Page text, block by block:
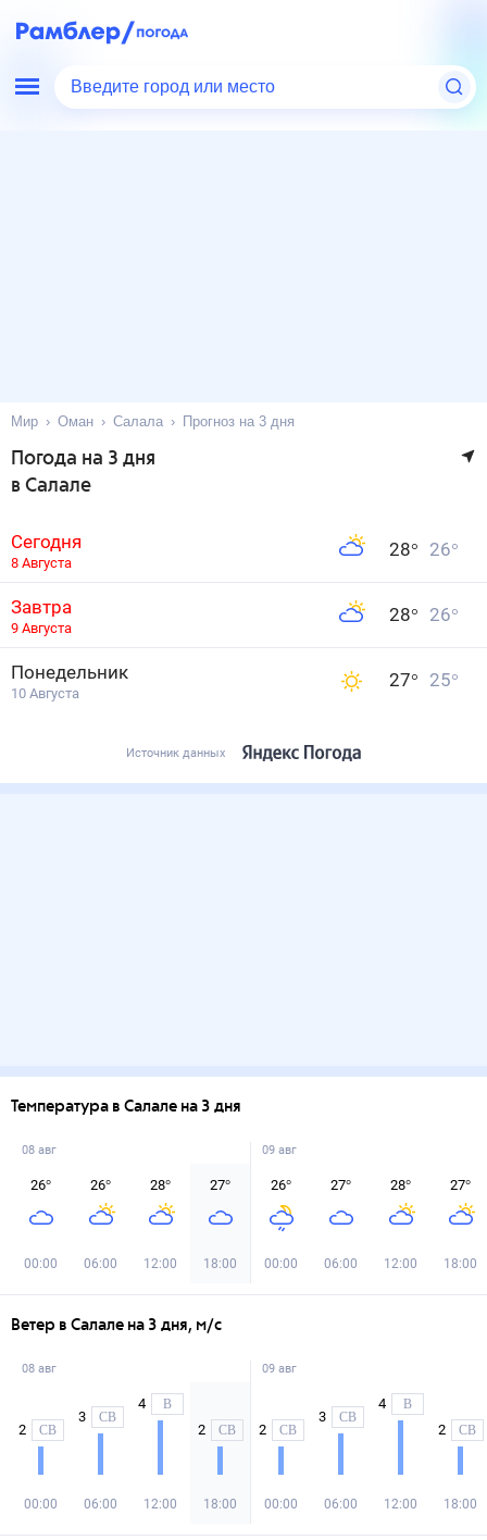
Введите город или место
Мир Оман Салала Прогноз на 3 дня
Погода на 3 дня
в Салале
Сегодня
8 Августа
28° 26°
Завтра
9 Августа
28° 26°
Понедельник
10 Августа
27° 25°
Источник данных
Температура в Салале на 3 дня
08 авг
26°
00:00
26°
06:00
28°
12:00
27°
18:00
09 авг
26°
00:00
27°
06:00
28°
12:00
27°
18:00
Ветер в Салале на 3 дня, м/с
08 авг
2 СВ
00:00
3 СВ
06:00
4 В
12:00
2 СВ
18:00
09 авг
2 СВ
00:00
3 СВ
06:00
4 В
12:00
2 СВ
18:00